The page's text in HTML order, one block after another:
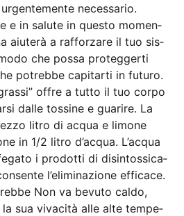
neces­sa­rio.
e in salu­te in ques­to momen­
aiuterà a raf­forz­a­re il tuo sis­
che pos­sa pro­t­eg­ger­ti
potreb­be capit­ar­ti in futu­ro.
off­re a tut­to il tuo cor­po
dal­le tos­si­ne e gua­ri­re. La
lit­ro di acqua e limo­ne
in 1/2 lit­ro d’ac­qua. L’ac­qua
i pro­dot­ti di disin­tos­si­ca­
l’e­li­mi­na­zio­ne effi­cace.
Non va bevu­to cal­do,
la sua viva­ci­tà alle alte tem­pe­